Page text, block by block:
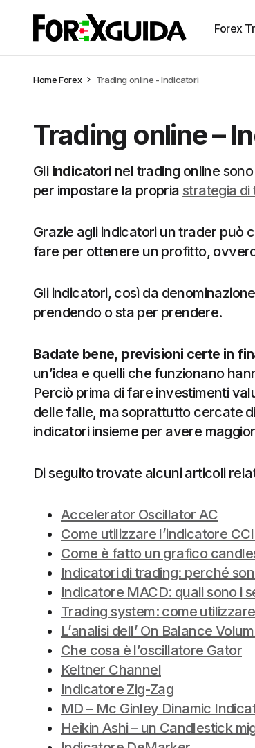
Forex
HomeForex Trading online - Indicatori
Trading online –
Gli indicatori nel trading online
per impostare la propria strategia di
Grazie agli indicatori un trader può
fare per ottenere un profitto,
Gli indicatori, così da
prendendo o sta per prendere.
Badate bene, previsioni certe in
un’idea e quelli che funzionano
Perciò prima di fare investimenti
delle falle, ma soprattutto cercate
indicatori insieme per avere
Di seguito trovate alcuni articoli
Accelerator Oscillator AC
Come utilizzare l’indicatore
Come è fatto un grafico
Indicatori di trading: perché
Indicatore MACD: quali sono i
Trading system: come utilizzare
L’analisi dell’ On Balance
Che cosa è l’oscillatore Gator
Keltner Channel
Indicatore Zig-Zag
MD – Mc Ginley Dinamic
Heikin Ashi – un Candlestick